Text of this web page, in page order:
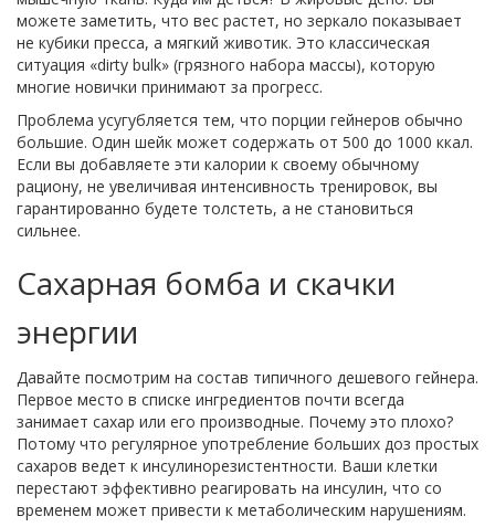
можете заметить, что вес растет, но зеркало показывает
не кубики пресса, а мягкий животик. Это классическая
ситуация «dirty bulk» (грязного набора массы), которую
многие новички принимают за прогресс.
Проблема усугубляется тем, что порции гейнеров обычно
большие. Один шейк может содержать от 500 до 1000 ккал.
Если вы добавляете эти калории к своему обычному
рациону, не увеличивая интенсивность тренировок, вы
гарантированно будете толстеть, а не становиться
сильнее.
Сахарная бомба и скачки
энергии
Давайте посмотрим на состав типичного дешевого гейнера.
Первое место в списке ингредиентов почти всегда
занимает сахар или его производные. Почему это плохо?
Потому что регулярное употребление больших доз простых
сахаров ведет к инсулинорезистентности. Ваши клетки
перестают эффективно реагировать на инсулин, что со
временем может привести к метаболическим нарушениям.